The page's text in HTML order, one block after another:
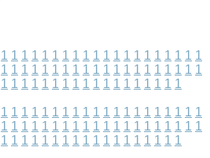
1 1 1 1 1 1 1 1 1 1 1 1 1 1 1 1 1 1 1 1
1 1 1 1 1 1 1 1 1 1 1 1 1 1 1 1 1 1 1 1
1 1 1 1 1 1 1 1 1 1 1 1 1 1 1 1 1 1
1 1 1 1 1 1 1 1 1 1 1 1 1 1 1 1 1 1 1 1
1 1 1 1 1 1 1 1 1 1 1 1 1 1 1 1 1 1 1 1
1 1 1 1 1 1 1 1 1 1 1 1 1 1 1 1 1 1